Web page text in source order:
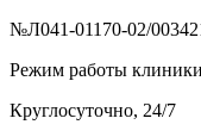
№Л041-01170-02/
Режим работы
Круглосуточно, 24/7